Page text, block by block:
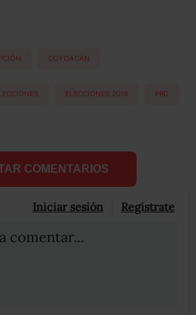
COYOACÁN
ELECCIONES 2018 PRD
COMENTARIOS
Iniciar sesión Registrate
comentar...